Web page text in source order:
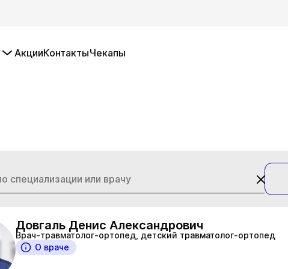
АкцииКонтактыЧекапы
Довгаль Денис Александрович
Врач-травматолог-ортопед, детский травматолог-ортопед
О враче